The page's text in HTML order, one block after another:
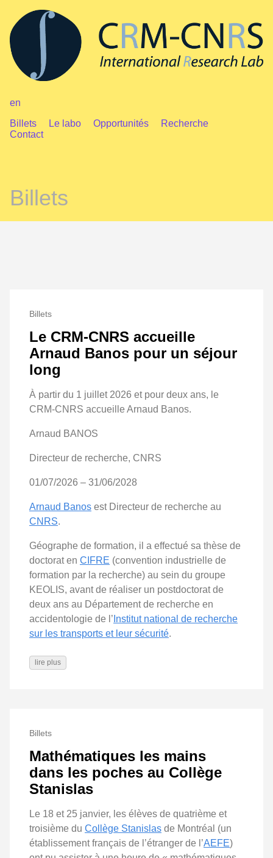
en
Billets
Le labo Opportunités
Recherche
Contact
Billets
Billets
Le CRM-CNRS accueille
Arnaud Banos pour un séjour
long
À partir du 1 juillet 2026 et pour deux ans, le
CRM-CNRS accueille Arnaud Banos.
Arnaud BANOS
Directeur de recherche, CNRS
01/07/2026 – 31/06/2028
Arnaud Banos est Directeur de recherche au
CNRS.
Géographe de formation, il a effectué sa thèse de
doctorat en CIFRE (convention industrielle de
formation par la recherche) au sein du groupe
KEOLIS, avant de réaliser un postdoctorat de
deux ans au Département de recherche en
accidentologie de l’ Institut national de recherche
sur les transports et leur sécurité.
lire plus
Billets
Mathématiques les mains
dans les poches au Collège
Stanislas
Le 18 et 25 janvier, les élèves de quatrième et
troisième du Collège Stanislas de Montréal (un
établissement français de l’étranger de l’AEFE)